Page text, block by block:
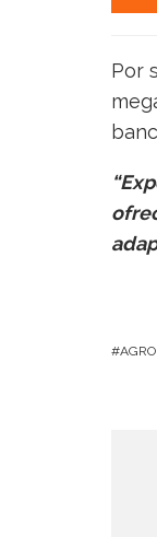
Por
AGRO